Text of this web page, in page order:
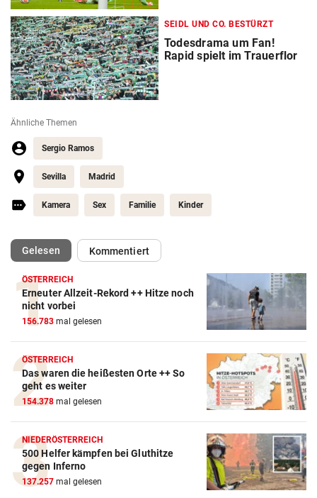
SEIDL UND CO. BESTÜRZT
Todesdrama um Fan!
Rapid spielt im Trauerflor
Ähnliche Themen
Sergio Ramos
Sevilla Madrid
Kamera Sex Familie Kinder
Gelesen(ausgewählt)Kommentiert
ÖSTERREICH
Erneuter Allzeit-Rekord ++ Hitze noch
nicht vorbei
156.783 mal gelesen
ÖSTERREICH
Das waren die heißesten Orte ++ So
geht es weiter
154.378 mal gelesen
NIEDERÖSTERREICH
500 Helfer kämpfen bei Gluthitze
gegen Inferno
137.257 mal gelesen
Action-Cam Vergleich
ZUM VERGLEICH
Crosstrainer Vergleich
ZUM VERGLEICH
E-Bike Vergleich
ZUM VERGLEICH
Elektro-Scooter Vergleich
ZUM VERGLEICH